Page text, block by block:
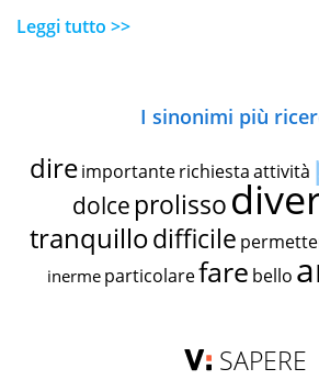
Leggi tutto >>
I sinonimi più
dire importante richiestaattività
dolce prolisso
tranquillodifficile
inerme particolarefare bello
SAPERE